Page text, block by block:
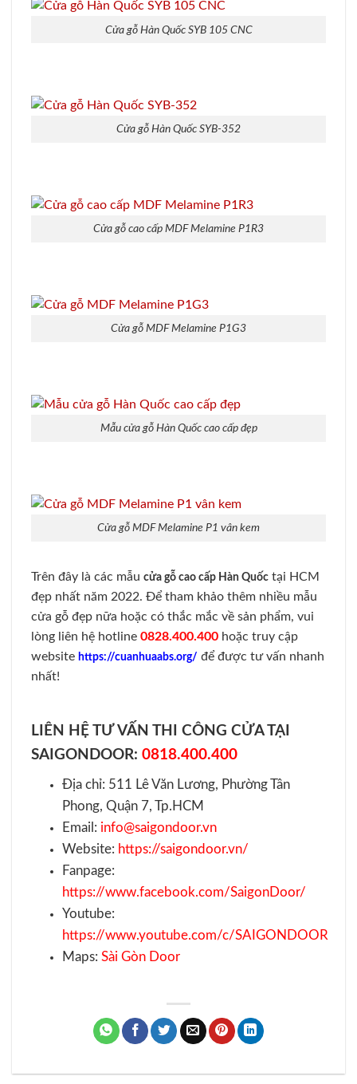
Cửa gỗ Hàn Quốc SYB 105 CNC
Cửa gỗ Hàn Quốc SYB-352
Cửa gỗ cao cấp MDF Melamine P1R3
Cửa gỗ MDF Melamine P1G3
Mẫu cửa gỗ Hàn Quốc cao cấp đẹp
Cửa gỗ MDF Melamine P1 vân kem
Trên đây là các mẫu cửa gỗ cao cấp Hàn Quốc tại HCM
đẹp nhất năm 2022. Để tham khảo thêm nhiều mẫu
cửa gỗ đẹp nữa hoặc có thắc mắc về sản phẩm, vui
lòng liên hệ hotline 0828.400.400 hoặc truy cập
website https://cuanhuaabs.org/ để được tư vấn nhanh
nhất!
LIÊN HỆ TƯ VẤN THI CÔNG CỬA TẠI
SAIGONDOOR: 0818.400.400
Địa chỉ: 511 Lê Văn Lương, Phường Tân
Phong, Quận 7, Tp.HCM
Email: info@saigondoor.vn
Website: https://saigondoor.vn/
Fanpage:
https://www.facebook.com/SaigonDoor/
Youtube:
https://www.youtube.com/c/SAIGONDOOR
Maps: Sài Gòn Door